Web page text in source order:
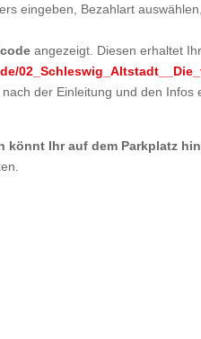
eingeben, Bezahlart
angezeigt. Diesen erhaltet
der Einleitung und den Infos
könnt Ihr auf dem Parkplatz